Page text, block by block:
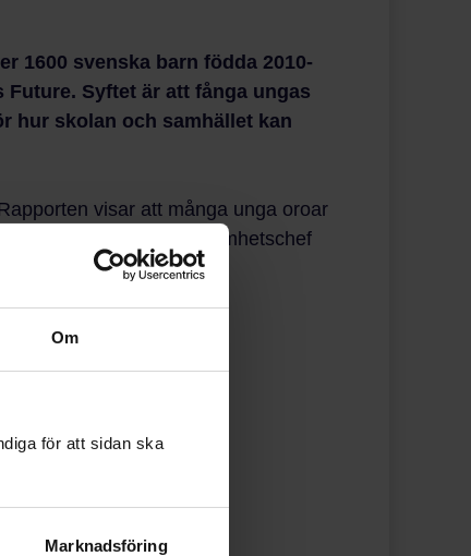
Om
för att sidan ska
Marknadsföring
1600 svenska barn födda 2010-
Syftet är att fånga ungas
hur skolan och samhället kan
visar att många unga oroar
Talborn Björkvi, verksamhetschef